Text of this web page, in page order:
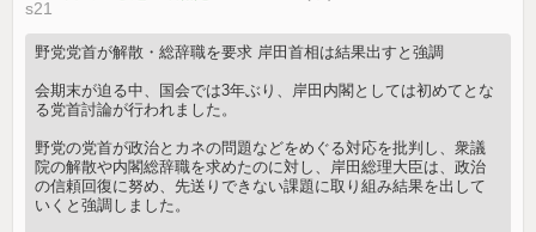
s21
野党党首が解散・総辞職を要求 岸田首相は結果出すと強調
会期末が迫る中、国会では3年ぶり、岸田内閣としては初めてとな
る党首討論が行われました。
野党の党首が政治とカネの問題などをめぐる対応を批判し、衆議
院の解散や内閣総辞職を求めたのに対し、岸田総理大臣は、政治
の信頼回復に努め、先送りできない課題に取り組み結果を出して
いくと強調しました。